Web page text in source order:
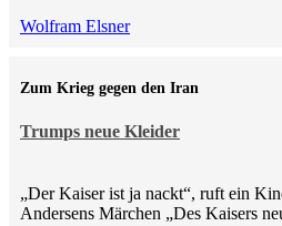
Wolfram Elsner
Trumps neue Kleider
Zum Krieg gegen den Iran
„Der Kaiser ist ja nackt“, ruft ein
Andersens Märchen „Des Kaisers